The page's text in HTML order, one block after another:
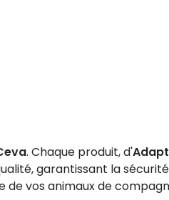
. Chaque produit, d'
garantissant la
de vos animaux de